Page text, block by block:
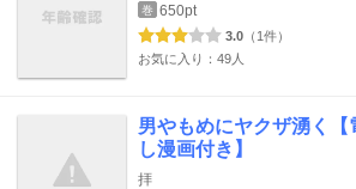
巻 650pt
3.0 （1件）
お気に入り：49人
男やもめにヤクザ湧く【
し漫画付き】
拝